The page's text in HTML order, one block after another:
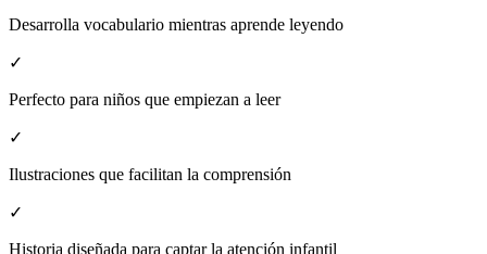
Desarrolla vocabulario mientras aprende leyendo
✓
Perfecto para niños que empiezan a leer
✓
Ilustraciones que facilitan la comprensión
✓
Historia diseñada para captar la atención infantil